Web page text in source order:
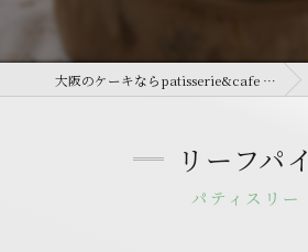
大阪のケーキならpatisserie&cafe canon
パティスリー
リーフパイ